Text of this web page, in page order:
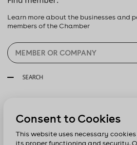
Learn more about the businesses and
members of the Chamber
SEARCH
Consent to Cookies
This website uses necessary
its proper functioning and security.